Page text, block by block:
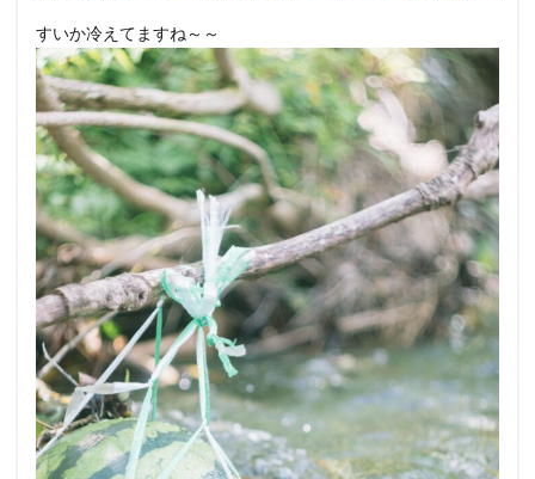
すいか冷えてますね～～